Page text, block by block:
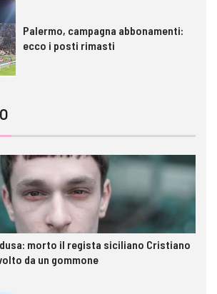
Palermo, campagna abbonamenti:
ecco i posti rimasti
morto il regista siciliano Cristiano
da un gommone